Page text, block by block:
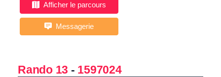
Afficher le parcours
Messagerie
Rando 13 - 1597024